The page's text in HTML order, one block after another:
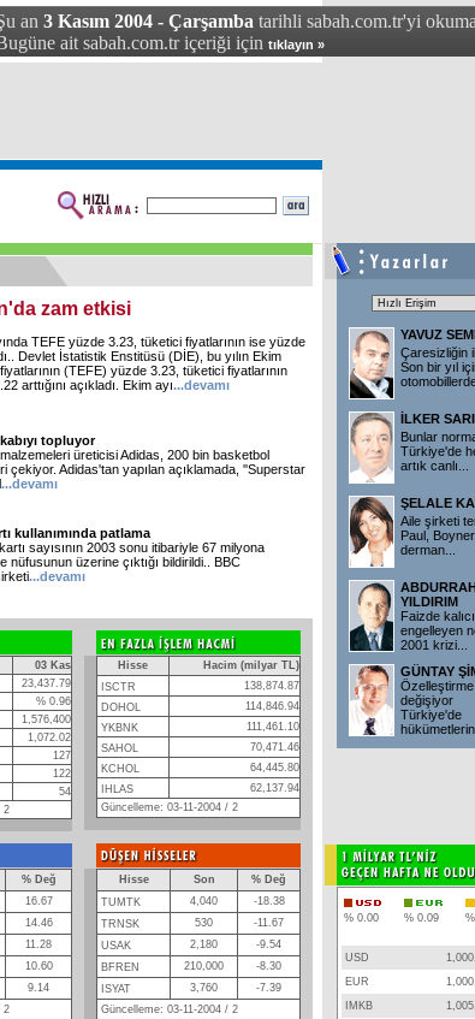
an 3 Kasım 2004 - Çarşamba tarihli sabah.com.tr'yi
ait sabah.com.tr içeriği için tıklayın »
zam etkisi
TEFE yüzde 3.23, tüketici fiyatlarının ise yüzde
Devlet İstatistik Enstitüsü (DİE), bu yılın Ekim
(TEFE) yüzde 3.23, tüketici fiyatlarının
arttığını açıkladı. Ekim ayı...devamı
topluyor
üreticisi Adidas, 200 bin basketbol
çekiyor. Adidas'tan yapılan açıklamada, ''Superstar
...devamı
kullanımında patlama
sayısının 2003 sonu itibariyle 67 milyona
üzerine çıktığı bildirildi.. BBC
...devamı
03 Kas
23,437.79
% 0.96
1,576,400
1,072.02
127
122
54
2
Hisse
Hacim (milyar TL)
ISCTR
138,874.87
DOHOL
114,846.94
YKBNK
111,461.10
SAHOL
70,471.46
KCHOL
64,445.80
IHLAS
62,137.94
Güncelleme: 03-11-2004 / 2
% Değ
16.67
14.46
11.28
10.60
9.14
2
Hisse Son
% Değ
TUMTK
4,040
-18.38
TRNSK
530
-11.67
USAK
2,180
-9.54
BFREN
210,000
-8.30
ISYAT
3,760
-7.39
Güncelleme: 03-11-2004 / 2
YAVUZ
Çaresizliğin
Son bir yıl
İLKER
Bunlar
Türkiye'de
artık canlı
ŞELALE
Aile şirketi
Paul,
derman
YILDIRIM
Faizde
engelleyen
2001 krizi
GÜNTAY
Özelleştirme
değişiyor
Türkiye'de
hükümetlerin
% 0.00 % 0.09
USD
EUR
IMKB